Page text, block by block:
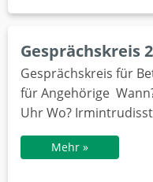
Gesprächskreis
Gesprächskreis für
für Angehörige
Uhr Wo?
Mehr »